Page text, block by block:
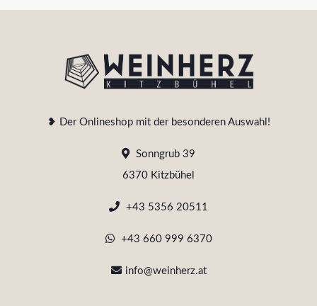
❥ Der Onlineshop mit der besonderen Auswahl!
Sonngrub 39
6370 Kitzbühel
+43 5356 20511
+43 660 999 6370
info@weinherz.at